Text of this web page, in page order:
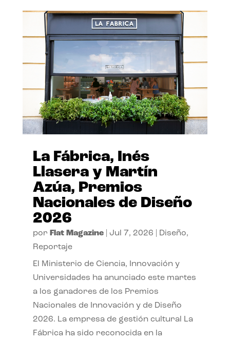
La Fábrica, Inés
Llasera y Martín
Azúa, Premios
Nacionales de Diseño
2026
por Flat Magazine| Jul 7, 2026 Diseño,
Reportaje
El Ministerio de Ciencia, Innovación y
Universidades ha anunciado este martes
a los ganadores de los Premios
Nacionales de Innovación y de Diseño
2026. La empresa de gestión cultural La
Fábrica ha sido reconocida en la